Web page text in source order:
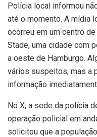
Polícia local informou
até o momento. A mídia
ocorreu em um centro
Stade, uma cidade com
a oeste de Hamburgo.
vários suspeitos, mas a
informação
No X, a sede da polícia
operação policial em
solicitou que a